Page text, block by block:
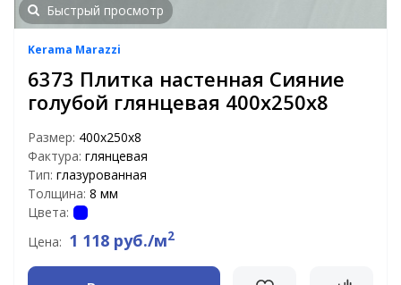
Быстрый просмотр
Kerama Marazzi
6373 Плитка настенная Сияние
голубой глянцевая 400х250х8
Размер: 400х250х8
Фактура: глянцевая
Тип: глазурованная
Толщина: 8 мм
Цвета:
Цена: 1 118 руб./м2